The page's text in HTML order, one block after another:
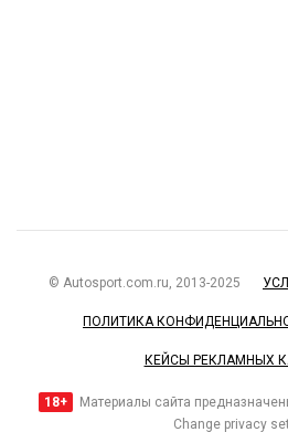
© Autosport.com.ru, 2013-2025
ПОЛИТИКА
КЕЙСЫ РЕКЛАМНЫХ
18+
Материалы сайта
Change privacy